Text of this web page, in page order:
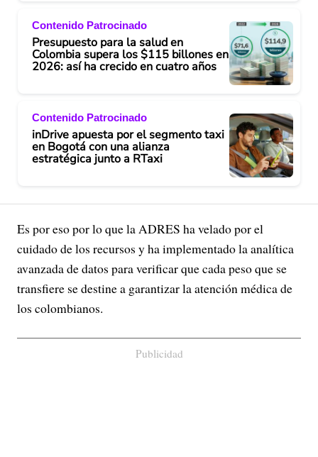
Contenido Patrocinado
Presupuesto para la salud en
Colombia supera los $115 billones en
2026: así ha crecido en cuatro años
Contenido Patrocinado
inDrive apuesta por el segmento taxi
en Bogotá con una alianza
estratégica junto a RTaxi
Es por eso por lo que la ADRES ha velado por el
cuidado de los recursos y ha implementado la analítica
avanzada de datos para verificar que cada peso que se
transfiere se destine a garantizar la atención médica de
los colombianos.
Publicidad